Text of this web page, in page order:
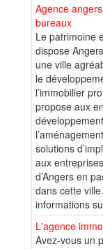
Agence
bureaux
Le patrimoine
dispose
une ville
le
l’immobilier
propose aux
solutions
aux
d’Angers en
dans cette
informations
L'agence
Avez-vous un